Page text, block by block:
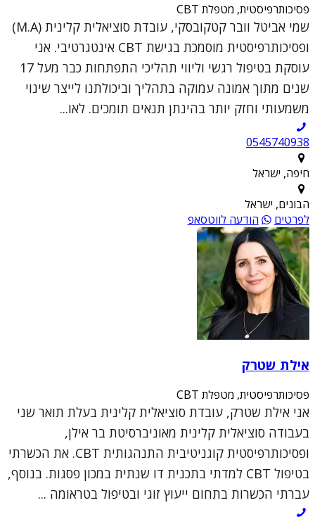
פסיכותרפיסטית, מטפלת CBT
שמי אביטל וובר קטקובסקי, עובדת סוציאלית קלינית (M.A)
ופסיכותרפיסטית מוסמכת בגישת CBT אינטגרטיבי. אני
עוסקת בטיפול רגשי וליווי תהליכי התפתחות כבר מעל 17
שנים מתוך אמונה עמוקה בתהליך וביכולתנו לייצר שינוי
משמעותי וחזק יותר בהינתן תנאים תומכים. לאו...
0545740938
חיפה, ישראל
הבונים, ישראל
לפרטים
הודעה לווטסאפ
אילת שטרק
פסיכותרפיסטית, מטפלת CBT
אני אילת שטרק, עובדת סוציאלית קלינית בעלת תואר שני
בעבודה סוציאלית קלינית מאוניברסיטת בר אילן,
ופסיכותרפיסטית קוגניטיבית התנהגותית CBT. את הכשרתי
בטיפול CBT למדתי בתכנית דו שנתית במכון פסגות. בנוסף,
עברתי הכשרות בתחום ייעוץ זוגי ובטיפול בטראומה ...